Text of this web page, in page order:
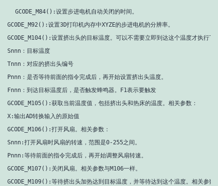
GCODE_M84():设置步进电机自动关闭的时间。
GCODE_M92():设置3D打印机内存中XYZE的步进电机的分辨率。
GCODE_M104():设置挤出头的目标温度。可以不需要立即到达这个温度才执行下
Snnn：目标温度
Tnnn：对应的挤出头编号
Pnnn：是否等待前面的指令完成后，再开始设置挤出头温度。
Fnnn：到达目标温度后，是否触发蜂鸣器。F1表示要触发
GCODE_M105():获取当前温度值，包括挤出头和热床的温度。相关参数：
X:输出AD转换输入的原始值
GCODE_M106():打开风扇。相关参数：
Snnn:打开风扇时风扇的转速，范围是0-255之间。
Pnnn:等待前面的指令完成后，再开始调整风扇转速。
GCODE_M107():关闭风扇。相关参数与M106一样。
GCODE_M109():等待挤出头加热达到目标温度，并等待达到这个温度。相关参数